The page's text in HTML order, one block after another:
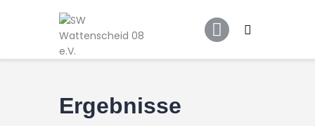
Home
Leitbild
Aktuelles
Senioren
Ergebnisse